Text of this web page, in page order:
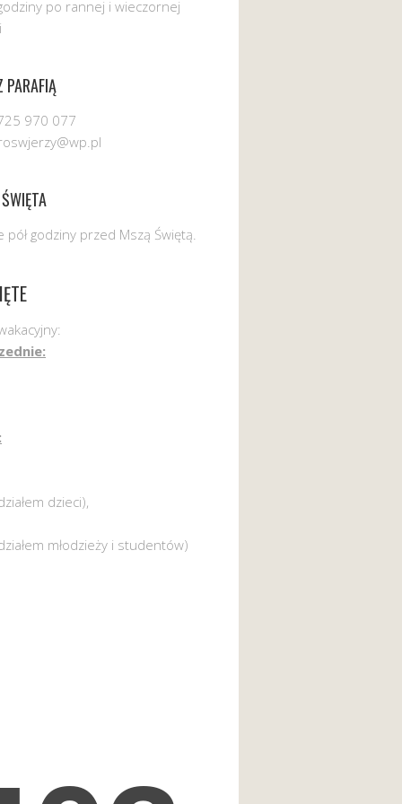
po rannej i wieczornej
PARAFIĄ
970 077
pół godziny przed Mszą Świętą.
dzieci),
młodzieży i studentów)